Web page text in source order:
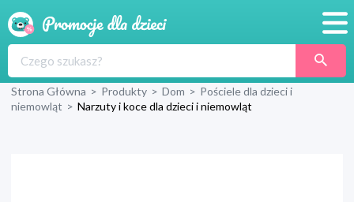
Produkty
Strona Główna > Produkty > Dom > Pościele dla dzieci i
niemowląt > Narzuty i koce dla dzieci i niemowląt